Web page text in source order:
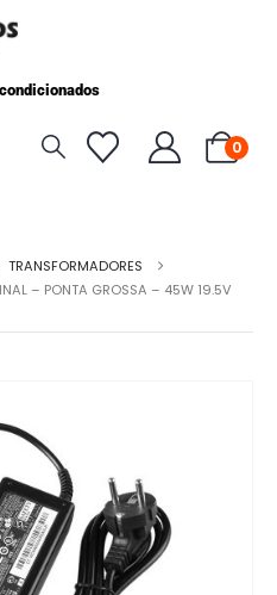
0
TRANSFORMADORES
– PONTA GROSSA – 45W 19.5V